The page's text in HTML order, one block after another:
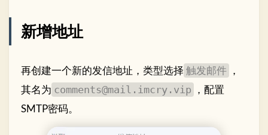
新增地址
再创建一个新的发信地址，类型选择 触发邮件 ，
其名为 comments@mail.imcry.vip ，配置
SMTP密码。